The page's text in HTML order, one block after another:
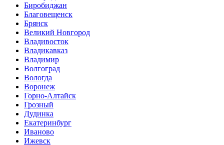
Биробиджан
Благовещенск
Брянск
Великий Новгород
Владивосток
Владикавказ
Владимир
Волгоград
Вологда
Воронеж
Горно-Алтайск
Грозный
Дудинка
Екатеринбург
Иваново
Ижевск